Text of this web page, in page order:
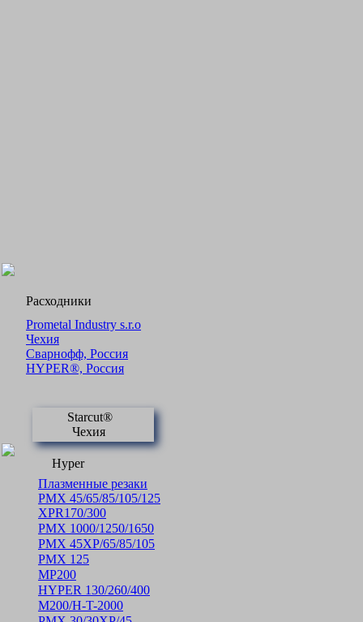
Расходники
Prometal Industry s.r.o
Чехия
Сварнофф, Россия
HYPER®, Россия
Starcut®
Чехия
Hyper
Плазменные резаки
PMX 45/65/85/105/125
XPR170/300
PMX 1000/1250/1650
PMX 45XP/65/85/105
PMX 125
MP200
HYPER 130/260/400
M200/H-T-2000